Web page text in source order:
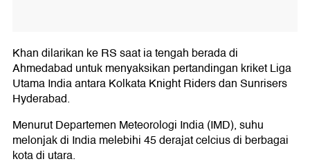
Khan dilarikan ke RS saat ia tengah berada di
Ahmedabad untuk menyaksikan pertandingan kriket Liga
Utama India antara Kolkata Knight Riders dan Sunrisers
Hyderabad.
Menurut Departemen Meteorologi India (IMD), suhu
melonjak di India melebihi 45 derajat celcius di berbagai
kota di utara.